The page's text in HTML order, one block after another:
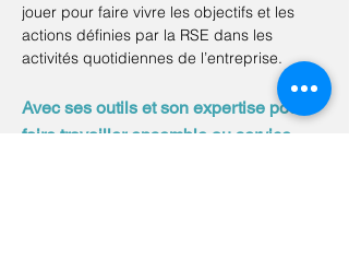
jouer pour faire vivre les objectifs et les
actions définies par la RSE dans les
activités quotidiennes de l’entreprise.
Avec ses outils et son expertise pour
faire travailler ensemble au service